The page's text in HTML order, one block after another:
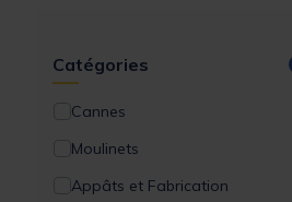
Catégories
Cannes
Moulinets
Appâts et Fabrication